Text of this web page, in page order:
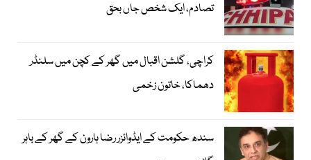
تصادم، ایک شخص جاں بحق
کراچی، گلشن اقبال میں گھر کے کچن میں سلنڈر
دھماکا، خاتون زخمی
سندھ حکومت کے ایڈوائزر رضا ہارون کے گھر کے باہر